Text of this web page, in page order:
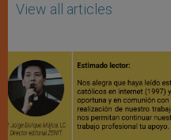
View all articles